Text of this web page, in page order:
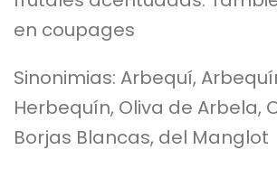
en coupages
Sinonimias: Arbequí,
Herbequín, Oliva de Arbela,
Borjas Blancas, del Manglot